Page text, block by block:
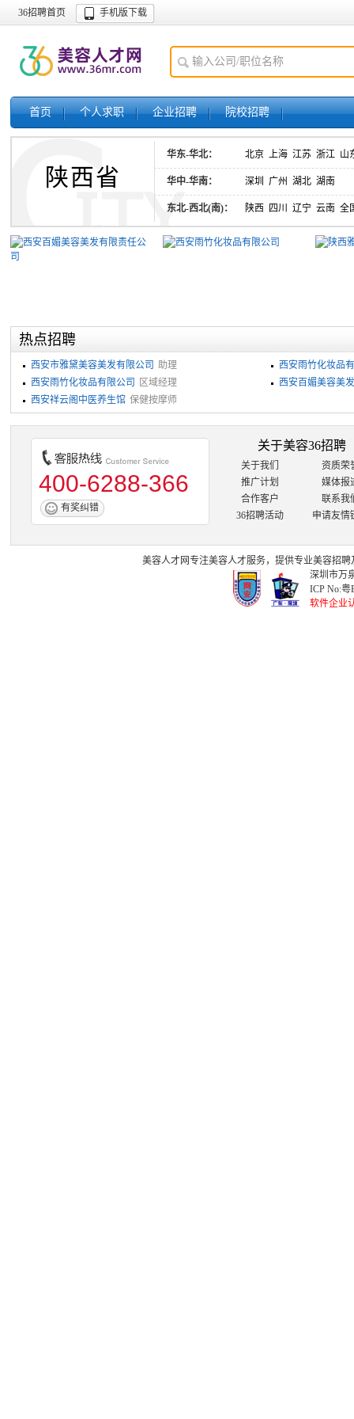
36招聘首页 手机版下载
首页 个人求职 企业招聘 院校招聘
陕西省
华东-华北： 北京 上海 江苏 浙江 山
华中-华南： 深圳 广州 湖北 湖南
东北-西北(南)： 陕西 四川 辽宁 云南 全
热点招聘
西安市雅黛美容美发有限公司 助理
西安雨竹化妆品
西安雨竹化妆品有限公司
区域经理
西安百媚美容美
西安祥云阁中医养生馆 保健按摩师
400-6288-366
有奖纠错
关于美容36招聘
关于我们
资质荣
推广计划
媒体报
合作客户
联系我
36招聘活动
申请友情
美容人才网专注美容人才服务，提供专业美容招聘
深圳市万
ICP No:粤
软件企业